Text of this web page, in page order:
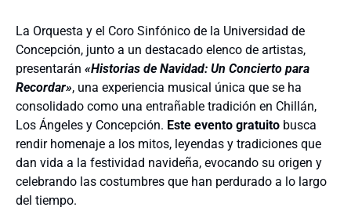
La Orquesta y el Coro Sinfónico de la Universidad de
Concepción, junto a un destacado elenco de artistas,
presentarán «Historias de Navidad: Un Concierto para
Recordar», una experiencia musical única que se ha
consolidado como una entrañable tradición en Chillán,
Los Ángeles y Concepción. Este evento gratuito busca
rendir homenaje a los mitos, leyendas y tradiciones que
dan vida a la festividad navideña, evocando su origen y
celebrando las costumbres que han perdurado a lo largo
del tiempo.